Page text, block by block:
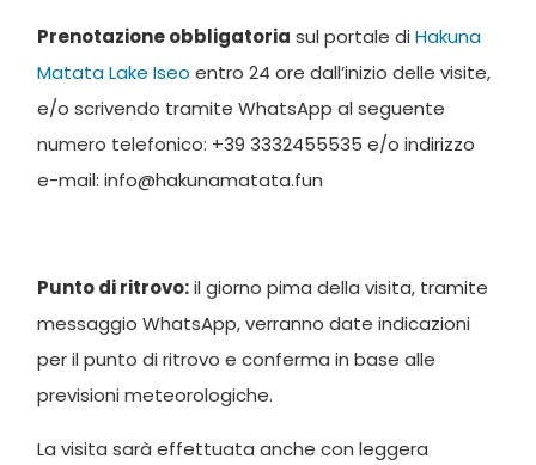
Prenotazione obbligatoria sul portale diHakuna
Matata Lake Iseo entro 24 ore dall’inizio delle visite,
e/o scrivendo tramite WhatsApp al seguente
numero telefonico: +39 3332455535 e/o indirizzo
e-mail: info@hakunamatata.fun
Punto di ritrovo:il giorno pima della visita, tramite
messaggio WhatsApp, verranno date indicazioni
per il punto di ritrovo e conferma in base alle
previsioni meteorologiche.
La visita sarà effettuata anche con leggera